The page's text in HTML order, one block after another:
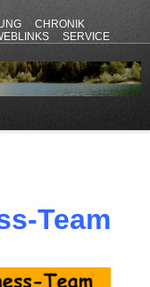
CHRONIK
SERVICE
Team